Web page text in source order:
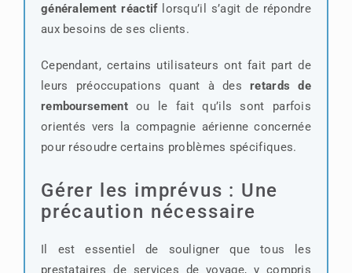
généralement réactiflorsqu’il s’agit de répondre
aux besoins de ses clients.
Cependant, certains utilisateurs ont fait part de
leurs préoccupations quant à desretards de
remboursementou le fait qu’ils sont parfois
orientés vers la compagnie aérienne concernée
pour résoudre certains problèmes spécifiques.
Gérer les imprévus : Une
précaution nécessaire
Il est essentiel de souligner que tous les
prestataires de services de voyage, y compris